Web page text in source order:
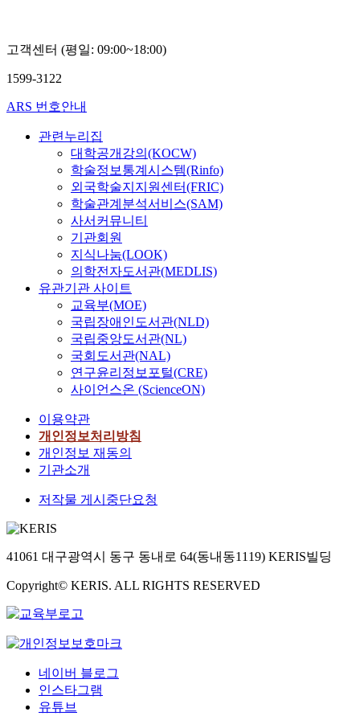
고객센터 (평일: 09:00~18:00)
1599-3122
ARS 번호안내
관련누리집
대학공개강의(KOCW)
학술정보통계시스템(Rinfo)
외국학술지지원센터(FRIC)
학술관계분석서비스(SAM)
사서커뮤니티
기관회원
지식나눔(LOOK)
의학전자도서관(MEDLIS)
유관기관 사이트
교육부(MOE)
국립장애인도서관(NLD)
국립중앙도서관(NL)
국회도서관(NAL)
연구윤리정보포털(CRE)
사이언스온 (ScienceON)
이용약관
개인정보처리방침
개인정보 재동의
기관소개
저작물 게시중단요청
41061 대구광역시 동구 동내로 64(동내동1119) KERIS빌딩
Copyright© KERIS. ALL RIGHTS RESERVED
네이버 블로그
인스타그램
유튜브